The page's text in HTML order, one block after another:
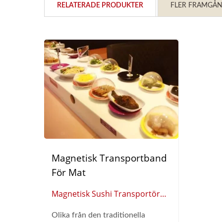
RELATERADE PRODUKTER FLER
Magnetisk Transportband
För Mat
Magnetisk Sushi Transportör
Olika från den traditionella